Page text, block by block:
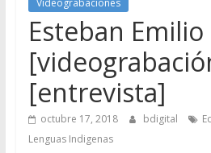
Videograbaciones
Esteban
[entrevista]
octubre 17, 2018 bdigital
Lenguas Indigenas